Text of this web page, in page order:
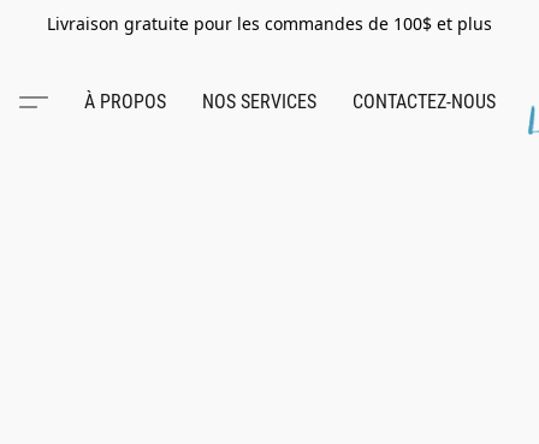
Livraison gratuite pour les commandes de 100$ et plus
À PROPOS NOS SERVICES CONTACTEZ-NOUS